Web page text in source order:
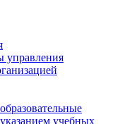
управления
учебных